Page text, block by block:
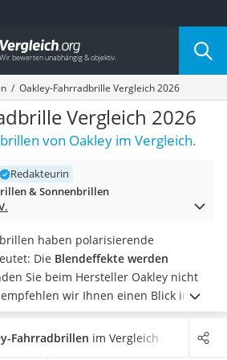
nach Kategorie
Oakley-Fahrradbrille Vergleich 2026
Vergleich 2026
von Oakley im Vergleich.
Redakteurin
& Sonnenbrillen
haben polarisierende
Die Blendeffekte werden
Sie beim Hersteller Oakley nicht
wir Ihnen einen Blick in
polarisierten Fahrradbrillen. Wählen
aus unserer
Fahrradbrillen im Vergleich